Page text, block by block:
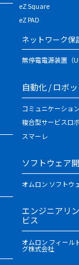
eZ Square
eZ PAD
ネットワーク保
無停電電源装置（
自動化 / ロボッ
コミュニケーショ
複合型サービスロ
スマーレ
ソフトウェア
オムロン ソフトウ
エンジニアリ
ビス
オムロン フィール
グ株式会社